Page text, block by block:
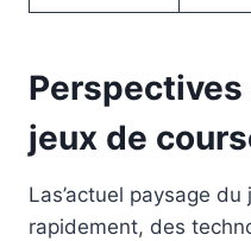
Perspectives
jeux de
Las’actuel paysage
rapidement, des